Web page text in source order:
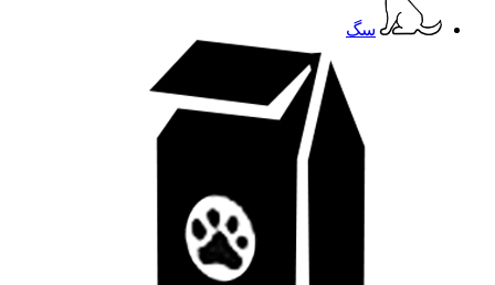
سگ